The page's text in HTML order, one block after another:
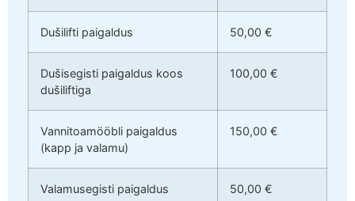
Dušilifti paigaldus 50,00 €
Dušisegisti paigaldus koos
dušiliftiga
100,00 €
Vannitoamööbli paigaldus
(kapp ja valamu)
150,00 €
Valamusegisti paigaldus 50,00 €